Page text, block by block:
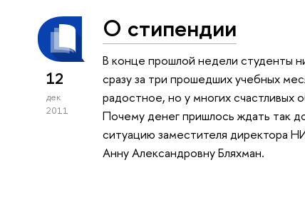
12
дек
2011
О стипендии
В конце прошлой недели студенты
сразу за три прошедших учебных
радостное, но у многих счастливых
Почему денег пришлось ждать так
ситуацию заместителя директора
Анну Александровну Бляхман.